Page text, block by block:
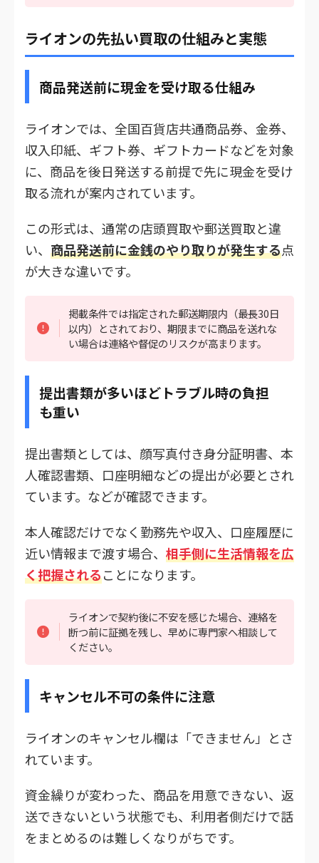
ライオンの先払い買取の仕組みと実態
商品発送前に現金を受け取る仕組み
ライオンでは、全国百貨店共通商品券、金券、
収入印紙、ギフト券、ギフトカードなどを対象
に、商品を後日発送する前提で先に現金を受け
取る流れが案内されています。
この形式は、通常の店頭買取や郵送買取と違
い、 商品発送前に金銭のやり取りが発生する点
が大きな違いです。
掲載条件では指定された郵送期限内（最長30日
以内）とされており、期限までに商品を送れな
い場合は連絡や督促のリスクが高まります。
提出書類が多いほどトラブル時の負担
も重い
提出書類としては、顔写真付き身分証明書、本
人確認書類、口座明細などの提出が必要とされ
ています。などが確認できます。
本人確認だけでなく勤務先や収入、口座履歴に
近い情報まで渡す場合、 相手側に生活情報を広
く把握されることになります。
ライオンで契約後に不安を感じた場合、連絡を
断つ前に証拠を残し、早めに専門家へ相談して
ください。
キャンセル不可の条件に注意
ライオンのキャンセル欄は「できません」とさ
れています。
資金繰りが変わった、商品を用意できない、返
送できないという状態でも、利用者側だけで話
をまとめるのは難しくなりがちです。